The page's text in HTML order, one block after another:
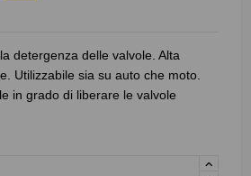
detergenza delle valvole. Alta
Utilizzabile sia su auto che moto.
in grado di liberare le valvole